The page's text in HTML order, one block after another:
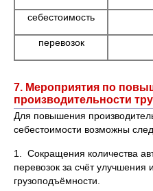
себестоимость
перевозок
7. Мероприятия по
производительности
Для повышения
себестоимости возможны
1. Сокращения количества
перевозок за счёт улучшения
грузоподъёмности.